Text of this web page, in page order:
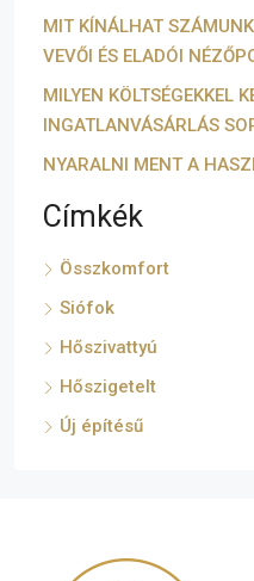
MIT KÍNÁLHAT
VEVŐI ÉS ELADÓI
MILYEN KÖLTSÉGEKKEL
INGATLANVÁSÁRLÁS
NYARALNI MENT A
Címkék
Összkomfort
Siófok
Hőszivattyú
Hőszigetelt
Új építésű